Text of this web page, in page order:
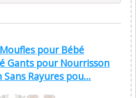
Moufles pour Bébé
Gants pour Nourrisson
Rayures pou...